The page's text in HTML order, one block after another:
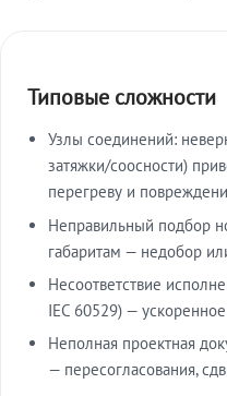
Типовые сложности
Узлы соединений:
затяжки/соосности)
перегреву и
Неправильный подбор
габаритам — недобор
Несоответствие
IEC 60529) —
Неполная проектная
— пересогласования,